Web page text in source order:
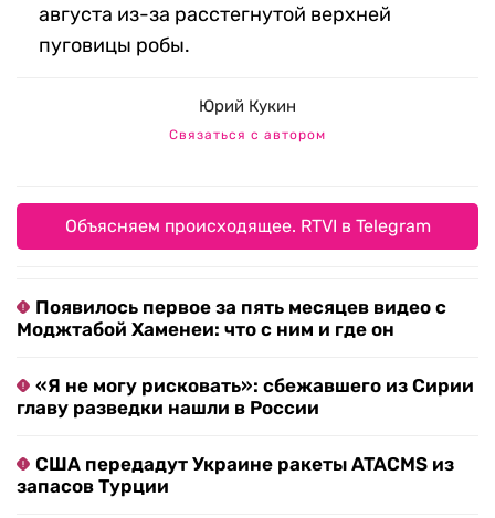
августа из-за расстегнутой верхней
пуговицы робы.
Юрий Кукин
Связаться с автором
Объясняем происходящее. RTVI в Telegram
Появилось первое за пять месяцев видео с
Моджтабой Хаменеи: что с ним и где он
«Я не могу рисковать»: сбежавшего из Сирии
главу разведки нашли в России
США передадут Украине ракеты ATACMS из
запасов Турции